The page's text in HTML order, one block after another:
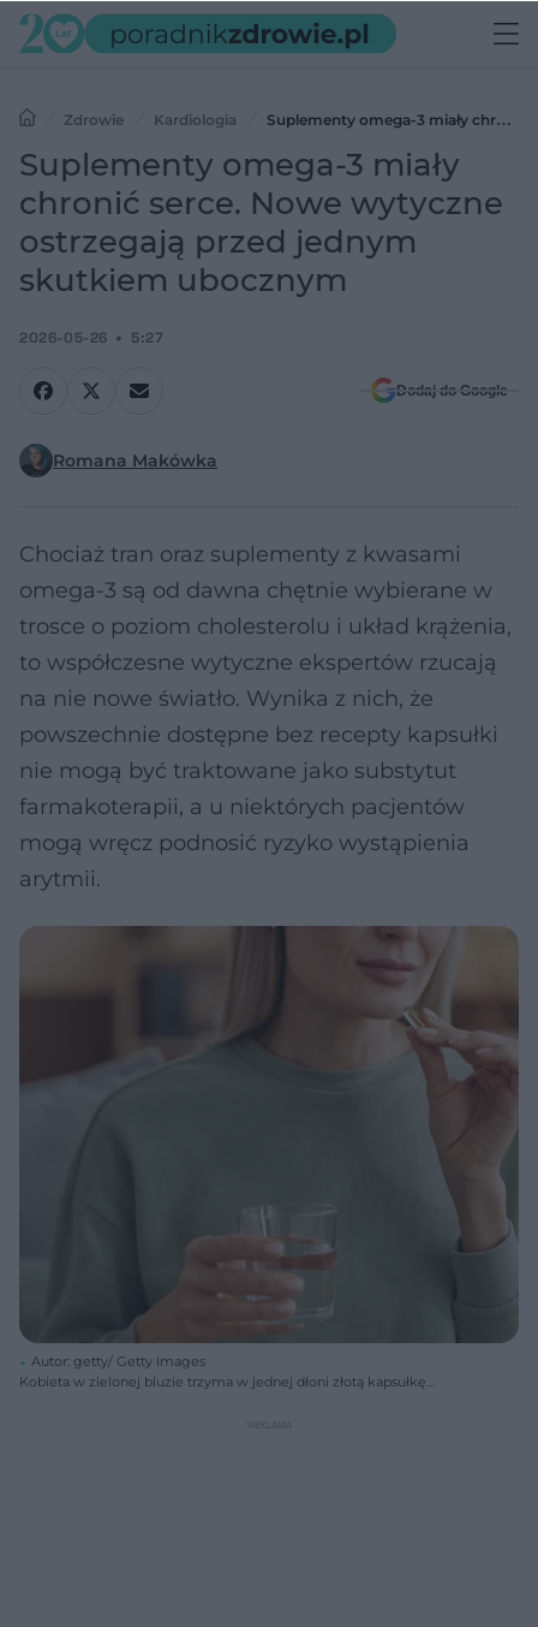
Zdrowie Kardiologia
Suplementy omega-3 miały chronić
serce. Nowe wytyczne ostrzegają przed jednym skutkiem
ubocznym
Suplementy omega-3 miały
chronić serce. Nowe wytyczne
ostrzegają przed jednym
skutkiem ubocznym
2026-05-26 5:27
Dodaj do Google
Romana Makówka
Chociaż tran oraz suplementy z kwasami
omega-3 są od dawna chętnie wybierane w
trosce o poziom cholesterolu i układ krążenia,
to współczesne wytyczne ekspertów rzucają
na nie nowe światło. Wynika z nich, że
powszechnie dostępne bez recepty kapsułki
nie mogą być traktowane jako substytut
farmakoterapii, a u niektórych pacjentów
mogą wręcz podnosić ryzyko wystąpienia
arytmii.
Autor: getty/ Getty Images
Kobieta w zielonej bluzie trzyma w jednej dłoni złotą kapsułkę
szklankę wody. Odnośnie suplementacji omega-3, Poradnik Zdrowie